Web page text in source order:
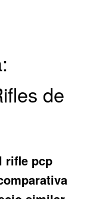
de
rifle pcp